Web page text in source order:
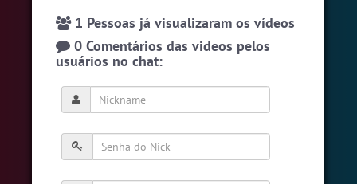
English Português Español © 2018 Brazink
1 Pessoas já visualizaram os vídeos
0 Comentários das videos pelos
usuários no chat: